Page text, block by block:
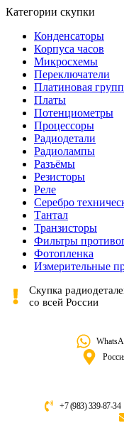
Категории скупки
Конденсаторы
Корпуса часов
Микросхемы
Переключатели
Платиновая
Платы
Потенциометры
Процессоры
Радиодетали
Радиолампы
Разъёмы
Резисторы
Реле
Серебро
Тантал
Транзисторы
Фильтры
Фотопленка
Измерительные
Скупка
со всей России
+7 (983) 339-87-34